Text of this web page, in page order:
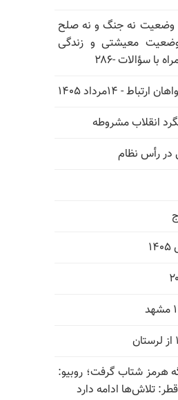
وضعیت نه جنگ و نه صلح
معیشتی و زندگی
با سؤالات -۲۸۶
- ۱۴مرداد ۱۴۰۵
در رأس نظام
هرمز شتاب گرفت؛ روبیو:
تلاش‌ها ادامه دارد